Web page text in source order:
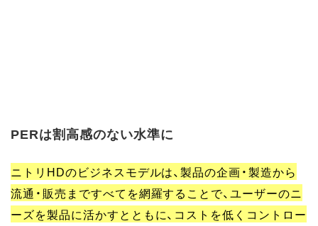
PERは割高感のない水準に
ニトリHDのビジネスモデルは、製品の企画・製造から
流通・販売まですべてを網羅することで、ユーザーのニ
ーズを製品に活かすとともに、コストを低くコントロー